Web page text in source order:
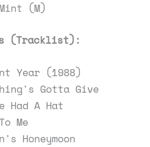
(M)
(Tracklist):
Year (1988)
Gotta Give
Had A Hat
Me
Honeymoon